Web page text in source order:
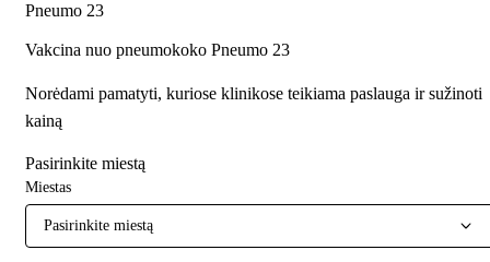
Pneumo 23
Vakcina nuo pneumokoko Pneumo 23
Norėdami pamatyti, kuriose klinikose teikiama paslauga ir sužinoti
kainą
Pasirinkite miestą
Miestas
Pasirinkite miestą